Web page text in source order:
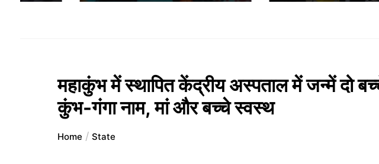
महाकुंभ में स्थापित केंद्रीय अस्पताल में जन्में दो
कुंभ-गंगा नाम, मां और बच्चे स्वस्थ
Home State